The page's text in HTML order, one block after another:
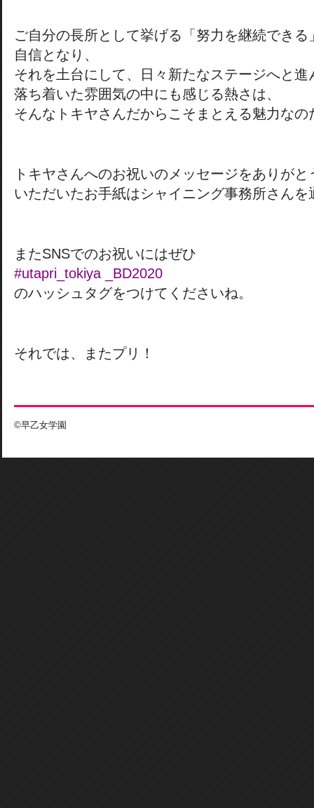
ご自分の長所として挙げる「努力を継続でき
自信となり、
それを土台にして、日々新たなステージへと
落ち着いた雰囲気の中にも感じる熱さは、
そんなトキヤさんだからこそまとえる魅力なの
トキヤさんへのお祝いのメッセージをありが
いただいたお手紙はシャイニング事務所さん
またSNSでのお祝いにはぜひ
#utapri_tokiya _BD2020
のハッシュタグをつけてくださいね。
それでは、またプリ！
©早乙女学園